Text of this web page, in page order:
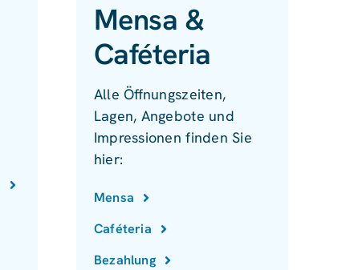
Mensa &
Caféteria
Alle Öffnungszeiten,
Lagen, Angebote und
Impressionen finden Sie
hier:
Mensa
Caféteria
Bezahlung